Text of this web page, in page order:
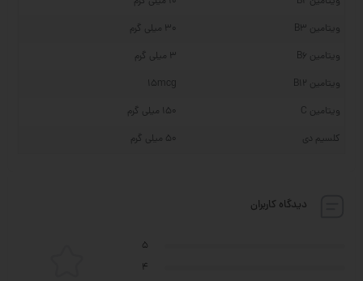
ویتامین B3
30 میلی گرم
ویتامین B6
3 میلی گرم
ویتامین B12
15mcg
ویتامین C
150 میلی گرم
کلسیم دی
50 میلی گرم
دیدگاه کاربران
5
4